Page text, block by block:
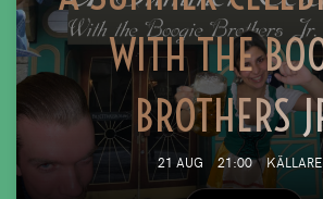
WITH THE
BROTHERS
21 AUG 21:00